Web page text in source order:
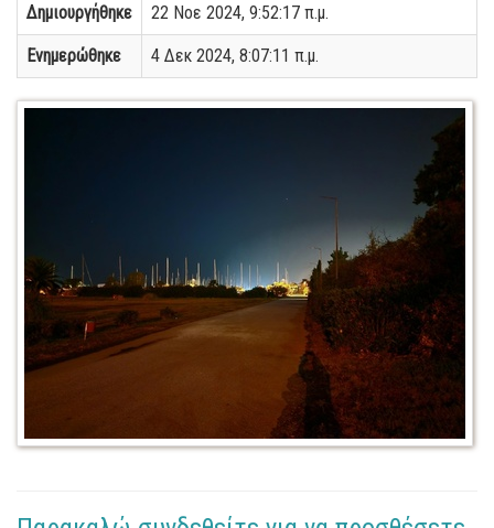
Δημιουργήθηκε 22 Νοε 2024, 9:52:17 π.μ.
Ενημερώθηκε 4 Δεκ 2024, 8:07:11 π.μ.